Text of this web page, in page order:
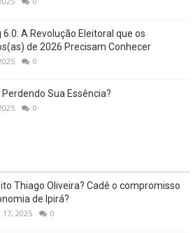
6.0: A Revolução Eleitoral que os
de 2026 Precisam Conhecer
0
Perdendo Sua Essência?
0
Thiago Oliveira? Cadê o compromisso
de Ipirá?
2025 0